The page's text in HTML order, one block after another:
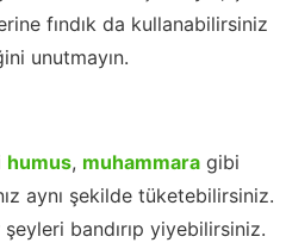
fındık da kullanabilirsiniz
unutmayın.
humus, muhammara gibi
aynı şekilde tüketebilirsiniz.
bandırıp yiyebilirsiniz.